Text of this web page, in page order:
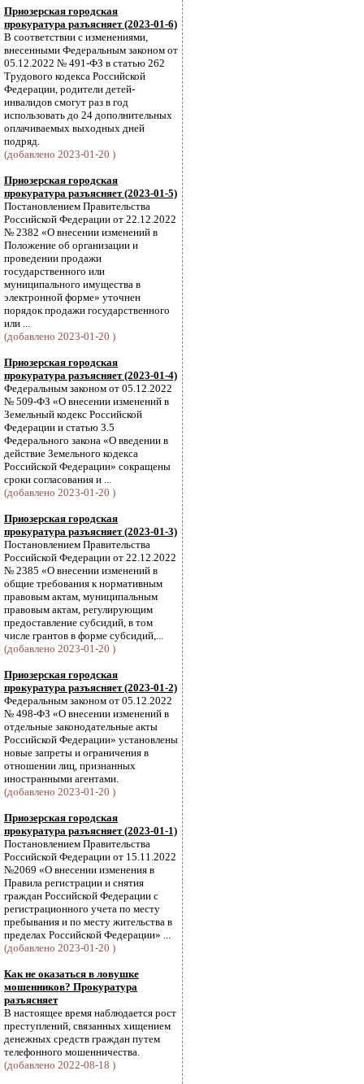
Приозерская городская
прокуратура разъясняет (2023-01-6)
В соответствии с изменениями,
внесенными Федеральным законом от
05.12.2022 № 491-ФЗ в статью 262
Трудового кодекса Российской
Федерации, родители детей-
инвалидов смогут раз в год
использовать до 24 дополнительных
оплачиваемых выходных дней
подряд.
(добавлено 2023-01-20 )
Приозерская городская
прокуратура разъясняет (2023-01-5)
Постановлением Правительства
Российской Федерации от 22.12.2022
№ 2382 «О внесении изменений в
Положение об организации и
проведении продажи
государственного или
муниципального имущества в
электронной форме» уточнен
порядок продажи государственного
или ...
(добавлено 2023-01-20 )
Приозерская городская
прокуратура разъясняет (2023-01-4)
Федеральным законом от 05.12.2022
№ 509-ФЗ «О внесении изменений в
Земельный кодекс Российской
Федерации и статью 3.5
Федерального закона «О введении в
действие Земельного кодекса
Российской Федерации» сокращены
сроки согласования и ...
(добавлено 2023-01-20 )
Приозерская городская
прокуратура разъясняет (2023-01-3)
Постановлением Правительства
Российской Федерации от 22.12.2022
№ 2385 «О внесении изменений в
общие требования к нормативным
правовым актам, муниципальным
правовым актам, регулирующим
предоставление субсидий, в том
числе грантов в форме субсидий,...
(добавлено 2023-01-20 )
Приозерская городская
прокуратура разъясняет (2023-01-2)
Федеральным законом от 05.12.2022
№ 498-ФЗ «О внесении изменений в
отдельные законодательные акты
Российской Федерации» установлены
новые запреты и ограничения в
отношении лиц, признанных
иностранными агентами.
(добавлено 2023-01-20 )
Приозерская городская
прокуратура разъясняет (2023-01-1)
Постановлением Правительства
Российской Федерации от 15.11.2022
№2069 «О внесении изменения в
Правила регистрации и снятия
граждан Российской Федерации с
регистрационного учета по месту
пребывания и по месту жительства в
пределах Российской Федерации» ...
(добавлено 2023-01-20 )
Как не оказаться в ловушке
мошенников? Прокуратура
разъясняет
В настоящее время наблюдается рост
преступлений, связанных хищением
денежных средств граждан путем
телефонного мошенничества.
(добавлено 2022-08-18 )